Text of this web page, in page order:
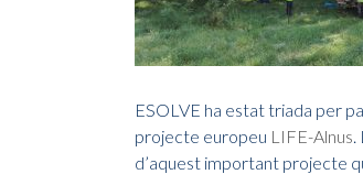
ESOLVE ha estat triada per
projecte europeu LIFE-Alnus.
d’aquest important projecte